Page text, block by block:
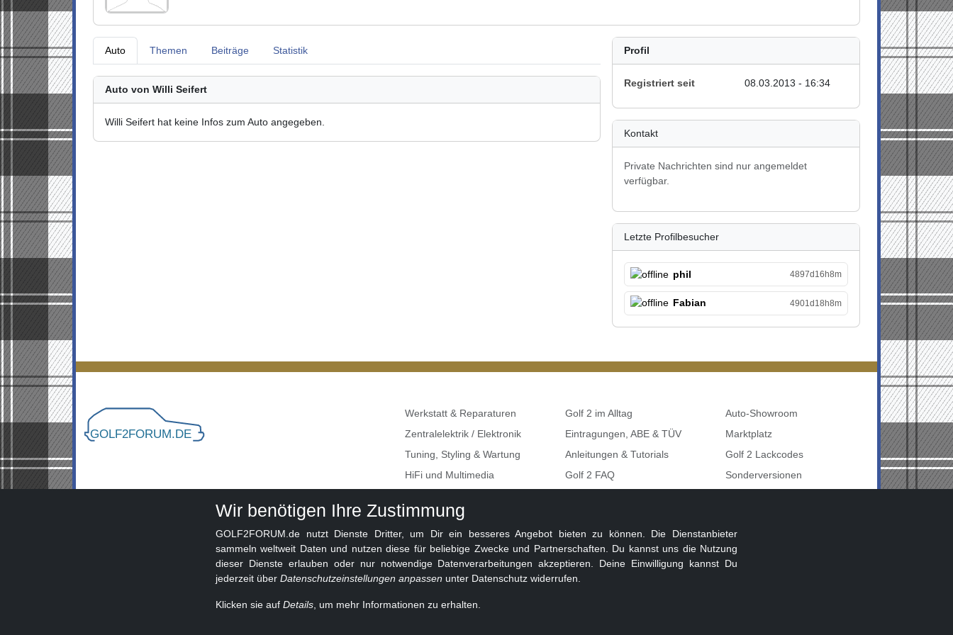
Auto Themen Beiträge Statistik
Auto von Willi Seifert
Willi Seifert hat keine Infos zum Auto angegeben.
Profil
Registriert seit 08.03.2013 - 16:34
Kontakt
Private Nachrichten sind nur angemeldet
verfügbar.
Letzte Profilbesucher
phil 4897d16h8m
Fabian 4901d18h8m
Werkstatt & Reparaturen
Zentralelektrik / Elektronik
Tuning, Styling & Wartung
HiFi und Multimedia
Golf 2 im Alltag
Eintragungen, ABE & TÜV
Anleitungen & Tutorials
Golf 2 FAQ
Auto-Showroom
Marktplatz
Golf 2 Lackcodes
Sonderversionen
Wir benötigen Ihre Zustimmung
GOLF2FORUM.de nutzt Dienste Dritter, um Dir ein besseres Angebot bieten zu können. Die Dienstanbieter
sammeln weltweit Daten und nutzen diese für beliebige Zwecke und Partnerschaften. Du kannst uns die Nutzung
dieser Dienste erlauben oder nur notwendige Datenverarbeitungen akzeptieren. Deine Einwilligung kannst Du
jederzeit über Datenschutzeinstellungen anpassen unter Datenschutz widerrufen.
Klicken sie auf Details , um mehr Informationen zu erhalten.